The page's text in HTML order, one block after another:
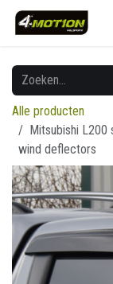
Overslaan naar inhoud
Alle producten
Mitsubishi
wind deflectors